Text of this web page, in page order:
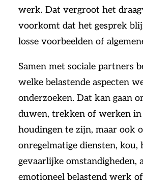
werk. Dat vergroot het
voorkomt dat het gesprek
losse voorbeelden of
Samen met sociale partners
welke belastende aspecten
onderzoeken. Dat kan gaan
duwen, trekken of werken in
houdingen te zijn, maar ook
onregelmatige diensten, kou,
gevaarlijke omstandigheden,
emotioneel belastend werk